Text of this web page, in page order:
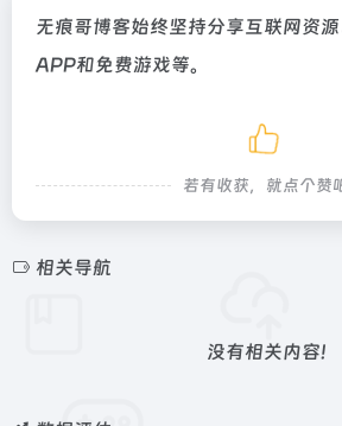
无痕哥博客始终坚持分享互联网资
APP和免费游戏等。
若有收获，就点个赞
相关导航
没有相关内容!